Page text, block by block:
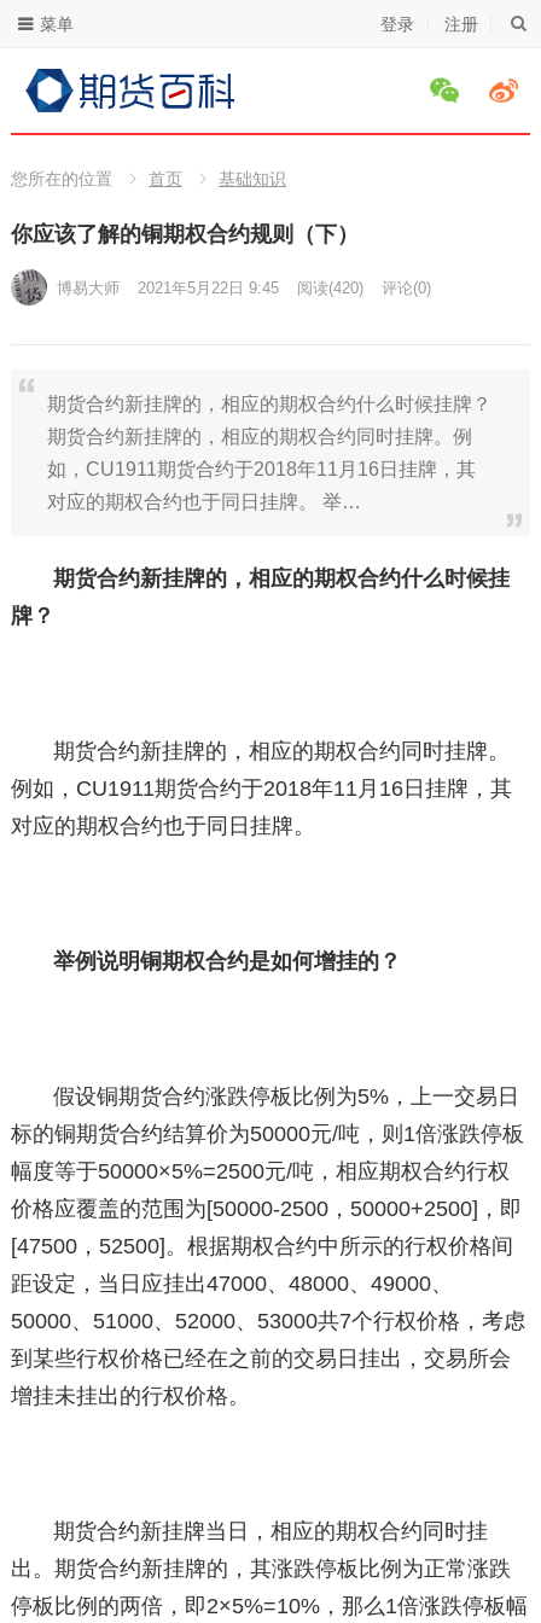
登录 注册
菜单
您所在的位置 首页 基础知识
你应该了解的铜期权合约规则（下）
博易大师 2021年5月22日 9:45 阅读(420) 评论(0)
期货合约新挂牌的，相应的期权合约什么时候挂牌？
期货合约新挂牌的，相应的期权合约同时挂牌。例
如，CU1911期货合约于2018年11月16日挂牌，其
对应的期权合约也于同日挂牌。 举…
期货合约新挂牌的，相应的期权合约什么时候挂
牌？
期货合约新挂牌的，相应的期权合约同时挂牌。
例如，CU1911期货合约于2018年11月16日挂牌，其
对应的期权合约也于同日挂牌。
举例说明铜期权合约是如何增挂的？
假设铜期货合约涨跌停板比例为5%，上一交易日
标的铜期货合约结算价为50000元/吨，则1倍涨跌停板
幅度等于50000×5%=2500元/吨，相应期权合约行权
价格应覆盖的范围为[50000-2500，50000+2500]，即
[47500，52500]。根据期权合约中所示的行权价格间
距设定，当日应挂出47000、48000、49000、
50000、51000、52000、53000共7个行权价格，考虑
到某些行权价格已经在之前的交易日挂出，交易所会
增挂未挂出的行权价格。
期货合约新挂牌当日，相应的期权合约同时挂
出。期货合约新挂牌的，其涨跌停板比例为正常涨跌
停板比例的两倍，即2×5%=10%，那么1倍涨跌停板幅